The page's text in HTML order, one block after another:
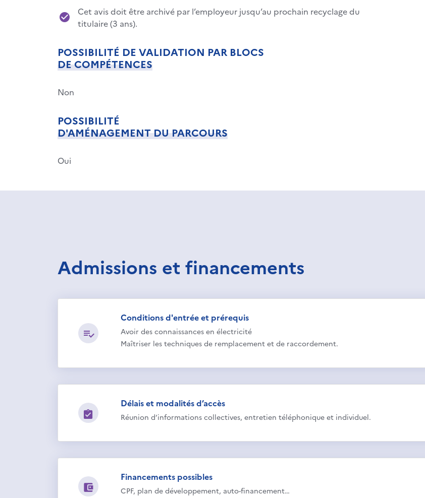
Cet avis doit être archivé par l’employeur jusqu’au prochain recyclage du
titulaire (3 ans).
POSSIBILITÉ DE VALIDATION PAR BLOCS
DE COMPÉTENCES
Non
POSSIBILITÉ
D'AMÉNAGEMENT DU PARCOURS
Oui
Admissions et financements
Conditions d'entrée et prérequis
Avoir des connaissances en électricité
Maîtriser les techniques de remplacement et de raccordement.
Délais et modalités d’accès
Réunion d’informations collectives, entretien téléphonique et individuel.
Financements possibles
CPF, plan de développement, auto-financement…